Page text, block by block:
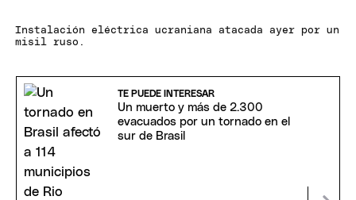
Instalación eléctrica ucraniana atacada ayer por un
misil ruso.
TE PUEDE INTERESAR
Un muerto y más de 2.300
evacuados por un tornado en el
sur de Brasil